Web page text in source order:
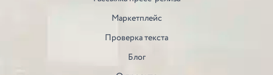
Маркетплейс
Проверка текста
Блог